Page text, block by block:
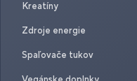
Kreatíny
Zdroje energie
Spaľovače tukov